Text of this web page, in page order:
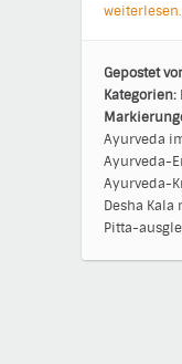
Gepostet
Kategorien:
Ayurveda
Ayurveda-
Ayurveda-
Desha Kala
Pitta-